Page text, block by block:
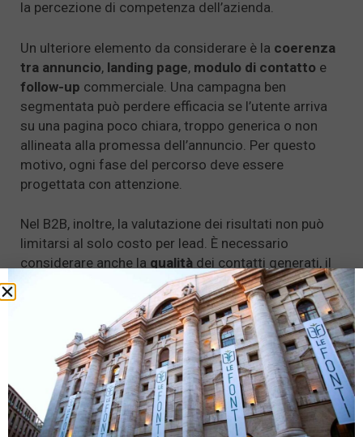
la percezione di competenza dell’azienda.
Un ulteriore elemento da considerare è la coerenza
tra annuncio, landing page, modulo di contatto e
follow-up commerciale. Una campagna ben
segmentata può perdere efficacia se l’utente arriva
su una pagina poco chiara, troppo generica o non
allineata alla promessa dell’annuncio. Per questo
motivo, ogni fase del percorso deve essere
progettata con attenzione.
Nel B2B, inoltre, la valutazione dei risultati non può
limitarsi al solo costo per lead. È necessario
considerare anche la qualità dei contatti generati, il
commerciale, lacoerenza
con il cliente ideale e ilvalore potenzialedelle
opportunità acquisite. Una campagna LinkedIn Ads
realmente efficace non produce necessariamente il
maggior numero possibile di lead, ma contatti più
pertinenti, più qualificati e più utili per lo sviluppo
commerciale dell’azienda.